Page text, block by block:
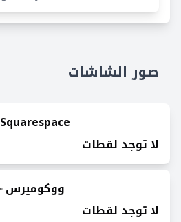
صور الشاشات
Squarespace
لا توجد لقطات
ووكوميرس
لا توجد لقطات